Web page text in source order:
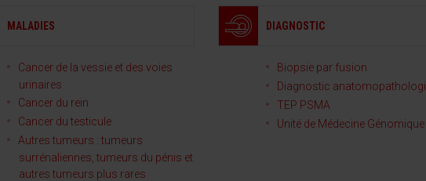
MALADIES
Cancer de la vessie et des voies
urinaires
Cancer du rein
Cancer du testicule
Autres tumeurs : tumeurs
surrénaliennes, tumeurs du pénis et
autres tumeurs plus rares
DIAGNOSTIC
Biopsie par fusion
Diagnostic
TEP PSMA
Unité de Médecine Génomique